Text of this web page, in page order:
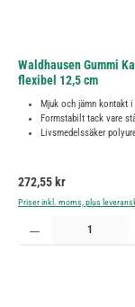
Waldhausen Gummi
flexibel 12,5 cm
Mjuk och jämn kontakt i
Formstabilt tack vare
Livsmedelssäker
Ordinarie pris:
272,55 kr
Priser inkl. moms, plus
Produktkvantitet: Ange